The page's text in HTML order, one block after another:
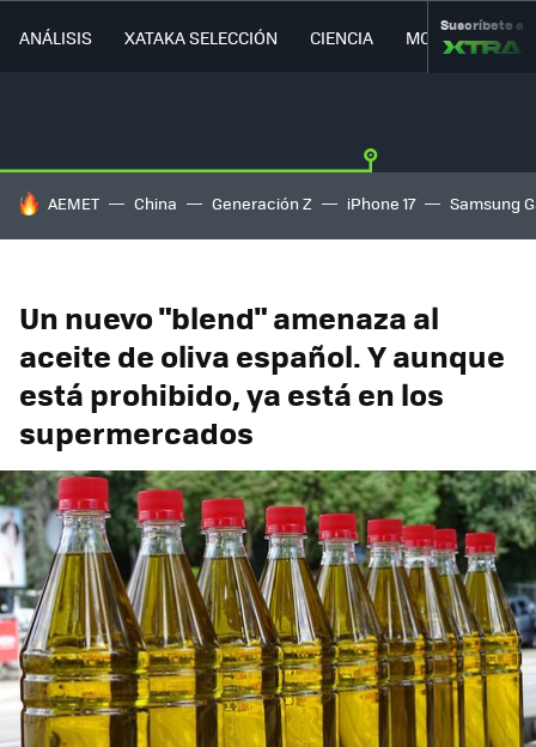
ANÁLISIS XATAKA SELECCIÓN CIENCIA MOVILIDAD
Suscríbete a
HOY SE HABLA DE
AEMET China Generación Z iPhone 17 Samsung
Un nuevo "blend" amenaza al
aceite de oliva español. Y aunque
está prohibido, ya está en los
supermercados